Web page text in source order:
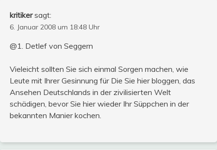
kritiker sagt:
6. Januar 2008 um 18:48 Uhr
@1. Detlef von Seggern
Vieleicht sollten Sie sich einmal Sorgen machen, wie
Leute mit Ihrer Gesinnung für Die Sie hier bloggen, das
Ansehen Deutschlands in der zivilisierten Welt
schädigen, bevor Sie hier wieder Ihr Süppchen in der
bekannten Manier kochen.